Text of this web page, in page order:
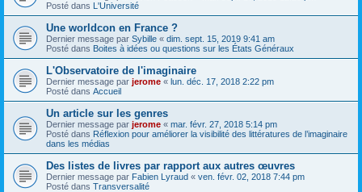
Posté dans L'Université
Une worldcon en France ?
Dernier message par Sybille « dim. sept. 15, 2019 9:41 am
Posté dans Boites à idées ou questions sur les États Généraux
L'Observatoire de l'imaginaire
Dernier message par jerome « lun. déc. 17, 2018 2:22 pm
Posté dans Accueil
Un article sur les genres
Dernier message par jerome « mar. févr. 27, 2018 5:14 pm
Posté dans Réflexion pour améliorer la visibilité des littératures de l’imaginaire
dans les médias
Des listes de livres par rapport aux autres œuvres
Dernier message par Fabien Lyraud « ven. févr. 02, 2018 7:44 pm
Posté dans Transversalité